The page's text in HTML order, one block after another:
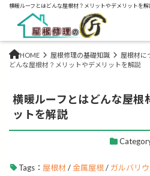
横暖ルーフとはどんな屋根材？メリットやデメリットを解
HOME 屋根修理の基礎知識 屋根材に
どんな屋根材？メリットやデメリットを解説
横暖ルーフとはどんな屋根
ットを解説
Tags： 屋根材/金属屋根/ ガルバリ